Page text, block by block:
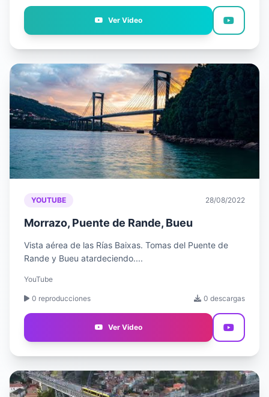
Ver Video
YOUTUBE 28/08/2022
Morrazo, Puente de Rande, Bueu
Vista aérea de las Rías Baixas. Tomas del Puente de
Rande y Bueu atardeciendo....
YouTube
0 reproducciones 0 descargas
Ver Video